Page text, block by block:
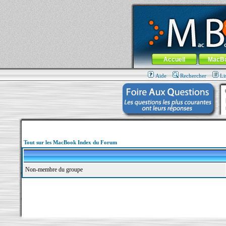
MacBook-fr.com : 100% Apple... 100%
Aller au contenu-Aller au menu
Menu général
Accueil
Aide Rechercher
Tout sur les MacBook Index du Forum
Non-membre du groupe